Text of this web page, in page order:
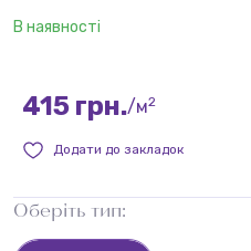
В наявності
415 грн./м2
Додати до закладок
Оберіть тип: